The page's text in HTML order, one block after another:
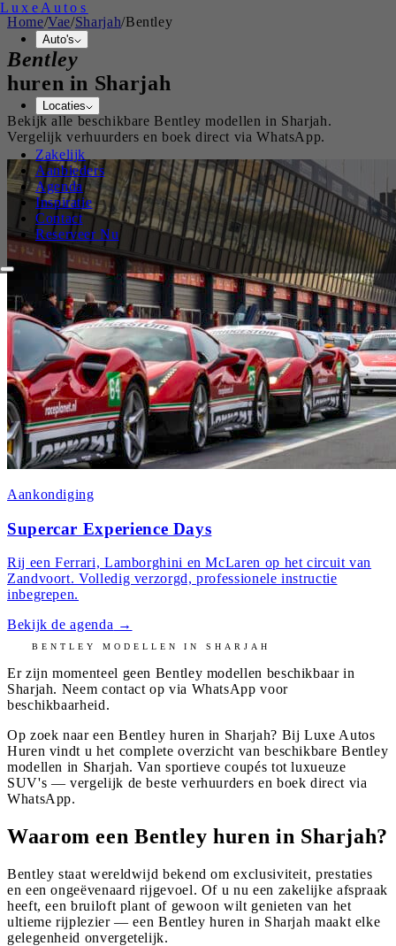
Luxe Autos
Auto's
Locaties
Zakelijk
Aanbieders
Agenda
Inspiratie
Contact
Reserveer Nu
Home/Vae/Sharjah/Bentley
Bentley
huren in Sharjah
Bekijk alle beschikbareBentley modellen in Sharjah.
Vergelijk verhuurders en boek direct via WhatsApp.
Aankondiging
Supercar Experience Days
Rij een Ferrari, Lamborghini en McLaren op het circuit van
Zandvoort. Volledig verzorgd, professionele instructie
inbegrepen.
Bekijk de agenda →
BENTLEY MODELLEN INSHARJAH
Er zijn momenteel geen Bentley modellen beschikbaar in
Sharjah. Neem contact op via WhatsApp voor
beschikbaarheid.
Op zoek naar een Bentley huren in Sharjah? Bij Luxe Autos
Huren vindt u het complete overzicht van beschikbare Bentley
modellen in Sharjah. Van sportieve coupés tot luxueuze
SUV's — vergelijk de beste verhuurders en boek direct via
WhatsApp.
Waarom een Bentley huren in Sharjah?
Bentley staat wereldwijd bekend om exclusiviteit, prestaties
en een ongeëvenaard rijgevoel. Of u nu een zakelijke afspraak
heeft, een bruiloft plant of gewoon wilt genieten van het
ultieme rijplezier — een Bentley huren in Sharjah maakt elke
gelegenheid onvergetelijk.